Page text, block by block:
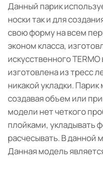
Данный парик
носки так и для
свою форму на всем
эконом класса,
искусственного
изготовлена из тресс
никакой укладки.
создавая объем или
модели нет четкого
плойками, укладывать
расчесывать. В данной
Данная модель